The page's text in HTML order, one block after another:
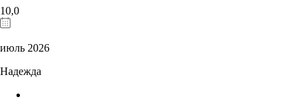
10,0
июль 2026
Надежда